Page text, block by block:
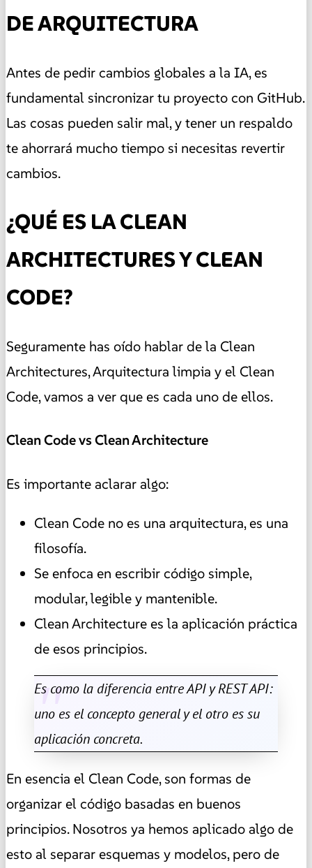
DE ARQUITECTURA
Antes de pedir cambios globales a la IA, es
fundamental sincronizar tu proyecto con GitHub.
Las cosas pueden salir mal, y tener un respaldo
te ahorrará mucho tiempo si necesitas revertir
cambios.
¿QUÉ ES LA CLEAN
ARCHITECTURES Y CLEAN
CODE?
Seguramente has oído hablar de la Clean
Architectures, Arquitectura limpia y el Clean
Code, vamos a ver que es cada uno de ellos.
Clean Code vs Clean Architecture
Es importante aclarar algo:
Clean Code no es una arquitectura, es una
filosofía.
Se enfoca en escribir código simple,
modular, legible y mantenible.
Clean Architecture es la aplicación práctica
de esos principios.
Es como la diferencia entre API y REST API:
uno es el concepto general y el otro es su
aplicación concreta.
En esencia el Clean Code, son formas de
organizar el código basadas en buenos
principios. Nosotros ya hemos aplicado algo de
esto al separar esquemas y modelos, pero de